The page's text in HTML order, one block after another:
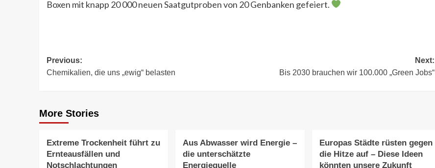
Boxen mit knapp 20 000 neuen Saatgutproben von 20 Genbanken gefeiert.
Post
navigation
Previous:
Chemikalien, die uns „ewig“ belasten
Next:
Bis 2030 brauchen wir 100.000 „Green Jobs“
More Stories
Extreme Trockenheit führt zu
Ernteausfällen und
Notschlachtungen
Aus Abwasser wird Energie –
die unterschätzte
Energiequelle
Europas Städte rüsten gegen
die Hitze auf – Diese Ideen
könnten unsere Zukunft